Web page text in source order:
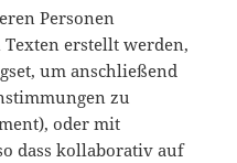
Personen
erstellt werden,
um anschließend
zu
oder mit
dass kollaborativ auf